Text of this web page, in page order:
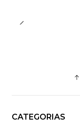
CATEGORIAS